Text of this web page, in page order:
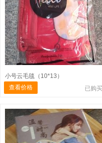
小号云毛毯（10*13）
查看价格
已购买